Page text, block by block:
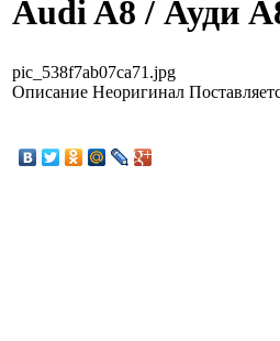
Audi A8 / Ауди
pic_538f7ab07ca71.jpg
Описание Неоригинал